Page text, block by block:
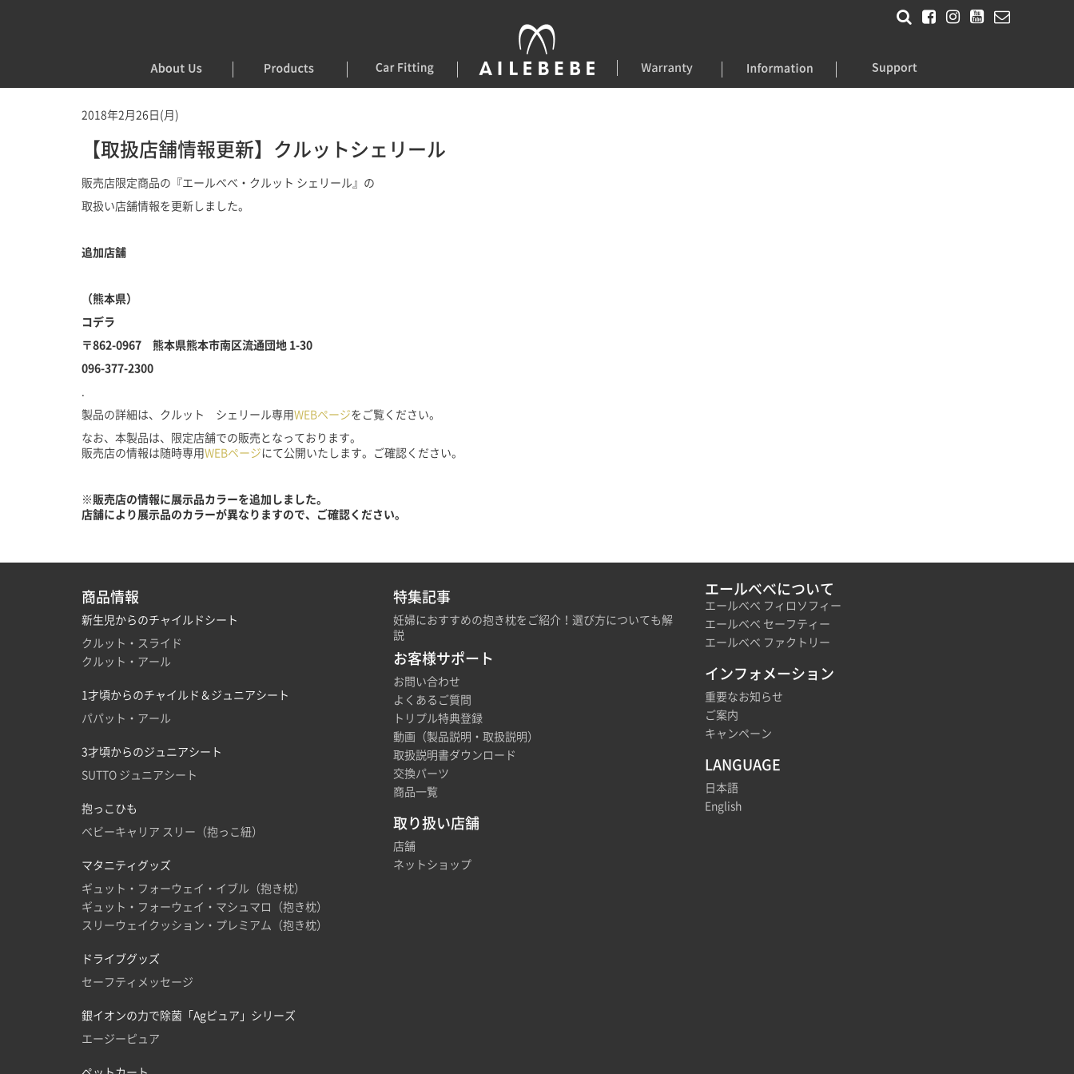
2018年2月26日(月)
【取扱店舗情報更新】クルットシェリール
販売店限定商品の『エールべべ・クルット シェリール』の
取扱い店舗情報を更新しました。
追加店舗
（熊本県）
コデラ
〒862-0967 熊本県熊本市南区流通団地 1-30
096-377-2300
製品の詳細は、クルット シェリール専用WEBページをご覧ください。
なお、本製品は、限定店舗での販売となっております。
販売店の情報は随時専用WEBページにて公開いたします。ご確認ください。
※販売店の情報に展示品カラーを追加しました。
店舗により展示品のカラーが異なりますので、ご確認ください。
商品情報
新生児からのチャイルドシート
クルット・スライド
クルット・アール
1才頃からのチャイルド＆ジュニアシート
パパット・アール
3才頃からのジュニアシート
SUTTO ジュニアシート
抱っこひも
ベビーキャリア スリー（抱っこ紐）
マタニティグッズ
ギュット・フォーウェイ・イブル（抱き枕）
ギュット・フォーウェイ・マシュマロ（抱き枕）
スリーウェイクッション・プレミアム（抱き枕）
ドライブグッズ
セーフティメッセージ
銀イオンの力で除菌「Agピュア」シリーズ
エージーピュア
特集記事
妊婦におすすめの抱き枕をご紹介！選び方についても解
説
お客様サポート
お問い合わせ
よくあるご質問
トリプル特典登録
動画（製品説明・取扱説明）
取扱説明書ダウンロード
交換パーツ
商品一覧
取り扱い店舗
店舗
ネットショップ
エールべべについて
エールべべ フィロソフィー
エールべべ セーフティー
エールべべ ファクトリー
インフォメーション
重要なお知らせ
ご案内
キャンペーン
LANGUAGE
日本語
English